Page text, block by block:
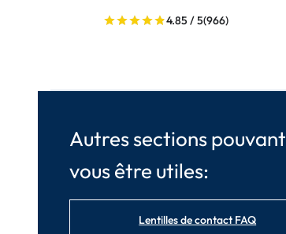
4.85 / 5(966)
Autres sections pouvant
vous être utiles:
Lentilles de contact FAQ